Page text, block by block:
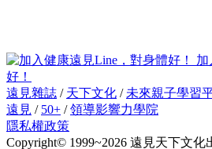
加
好！
遠見雜誌 / 天下文化 / 未來親子學習
遠見 / 50+ /領導影響力學院
隱私權政策
Copyright© 1999~2026 遠見天下文